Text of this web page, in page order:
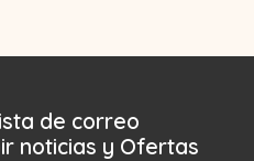
de correo
noticias y Ofertas